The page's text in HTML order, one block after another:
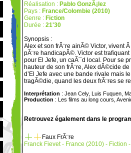
Réalisation : Pablo GonzÃ¡lez
Pays : France/Colombie (2010)
Genre : Fiction
Durée : 21'30
Synopsis :
Alex et son frÃ¨re ainÃ© Victor, vivent
pÃ¨re handicapÃ©. Victor est
pour El Jefe, un caÃ¯d local. Pour se
hauteur de son frÃ¨re, Alex dÃ©cide de
d’El Jefe avec une bande rivale mais
tragÃ©die, quand les deux frÃ¨res se
Interprétation : Jean Cely, Luis Fuquen,
Production : Les films au long cours,
Retrouvez également dans le
Faux FrÃ¨re
Franck Fievet - France (2010) - Fiction